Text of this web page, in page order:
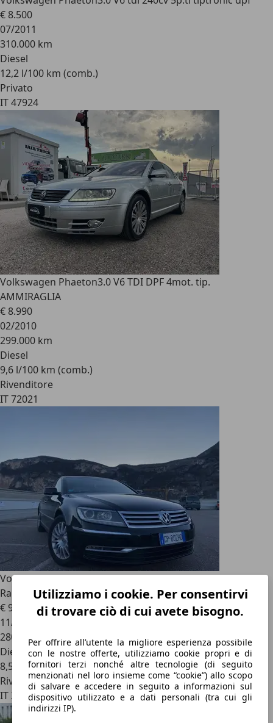
Utilizziamo i cookie. Per consentirvi
di trovare ciò di cui avete bisogno.
Per offrire all’utente la migliore esperienza possibile
con le nostre offerte, utilizziamo cookie propri e di
fornitori terzi nonché altre tecnologie (di seguito
menzionati nel loro insieme come “cookie”) allo scopo
di salvare e accedere in seguito a informazioni sul
dispositivo utilizzato e a dati personali (tra cui gli
indirizzi IP).
€ 8.500
07/2011
310.000 km
Diesel
12,2 l/100 km (comb.)
Privato
IT 47924
Volkswagen Phaeton3.0 V6 TDI DPF 4mot. tip.
AMMIRAGLIA
€ 8.990
02/2010
299.000 km
Diesel
9,6 l/100 km (comb.)
Rivenditore
IT 72021
Volkswagen Phaeton3.0 V6 TDI DPF 4MOTION langer
Radstand Aut (4 Sitz
€ 9.888
11/2011
280.000 km
Diesel
8,5 l/100 km (comb.)
Rivenditore
IT 38017